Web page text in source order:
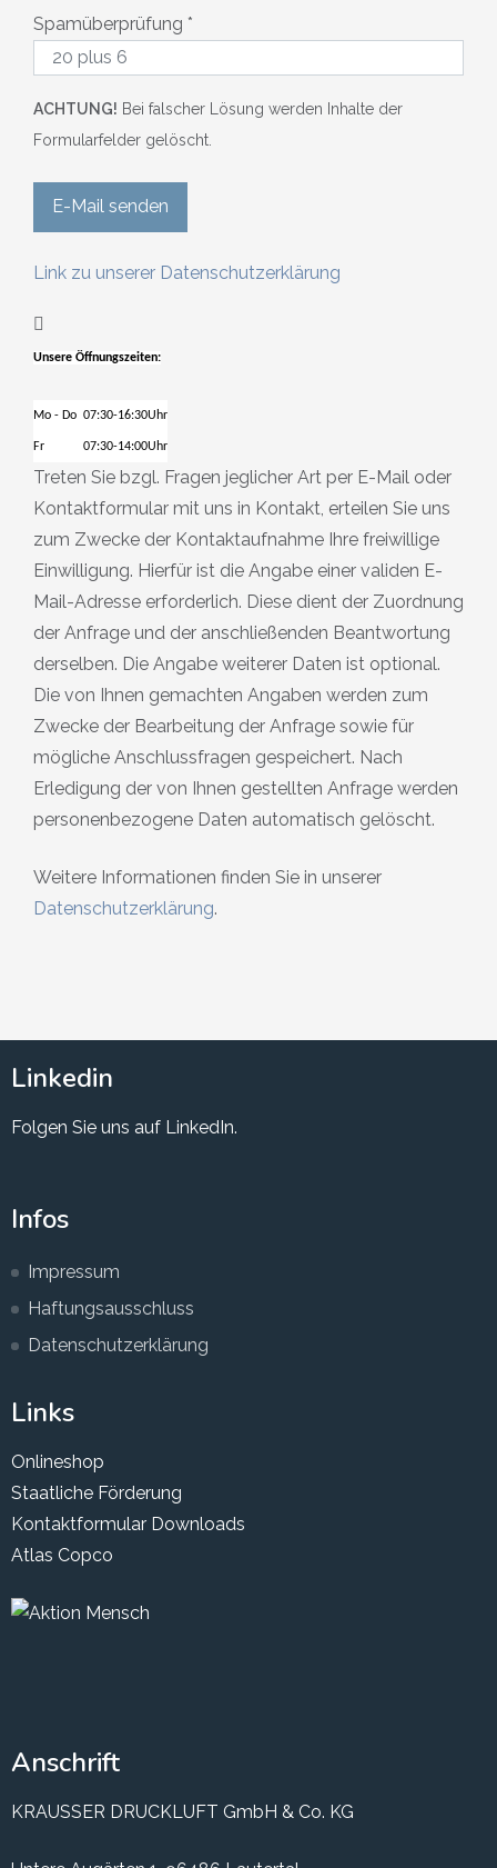
Spamüberprüfung *
ACHTUNG! Bei falscher Lösung werden Inhalte der
Formularfelder gelöscht.
E-Mail senden
Link zu unserer Datenschutzerklärung
Unsere Öffnungszeiten:
Mo - Do 07:30-16:30Uhr
Fr 07:30-14:00Uhr
Treten Sie bzgl. Fragen jeglicher Art per E-Mail oder
Kontaktformular mit uns in Kontakt, erteilen Sie uns
zum Zwecke der Kontaktaufnahme Ihre freiwillige
Einwilligung. Hierfür ist die Angabe einer validen E-
Mail-Adresse erforderlich. Diese dient der Zuordnung
der Anfrage und der anschließenden Beantwortung
derselben. Die Angabe weiterer Daten ist optional.
Die von Ihnen gemachten Angaben werden zum
Zwecke der Bearbeitung der Anfrage sowie für
mögliche Anschlussfragen gespeichert. Nach
Erledigung der von Ihnen gestellten Anfrage werden
personenbezogene Daten automatisch gelöscht.
Weitere Informationen finden Sie in unserer
Datenschutzerklärung.
Linkedin
Folgen Sie uns auf LinkedIn.
Infos
Impressum
Haftungsausschluss
Datenschutzerklärung
Links
Onlineshop
Staatliche Förderung
Kontaktformular Downloads
Atlas Copco
Anschrift
KRAUSSER DRUCKLUFT GmbH & Co. KG